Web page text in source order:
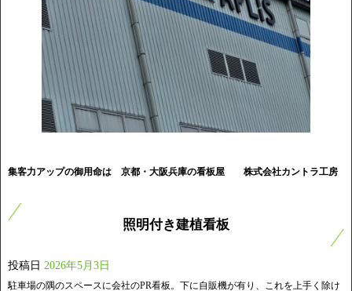
集客力アップの御用命は 京都・大阪兵庫の看板屋 株式会社カントラ工房
照明付き建植看板
投稿日 2026年5月3日
駐車場の隅のスペースに会社のPR看板。下に自販機が有り、これを上手く除け